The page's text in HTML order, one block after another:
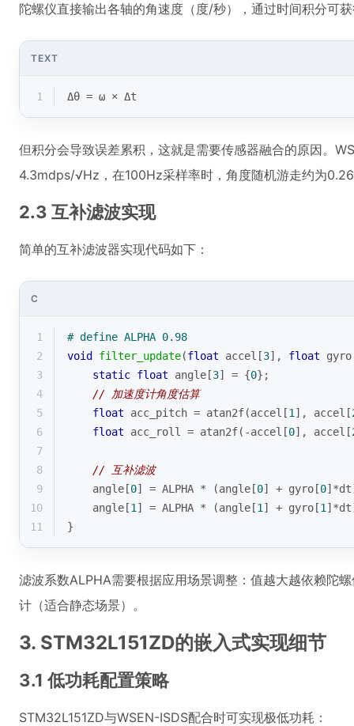
陀螺仪直接输出各轴的角速度（度/秒），通过时间积分可
TEXT
1 Δθ = ω × Δt
但积分会导致误差累积，这就是需要传感器融合的原因。
4.3mdps/√Hz，在100Hz采样率时，角度随机游走约为
2.3 互补滤波实现
简单的互补滤波器实现代码如下：
C
1 # define ALPHA 0.98
2
void filter_update(float accel[3], float
3
static float angle[3] = {0};
4
// 加速度计角度估算
5
float acc_pitch = atan2f(accel[1 ], accel[
6
float acc_roll = atan2f(-accel[0], accel[
7
8
// 互补滤波
9
    angle[
0] = ALPHA * (angle[0] + gyro[0
10
    angle[
1 ] = ALPHA * (angle[1 ] + gyro[1
11
}
滤波系数ALPHA需要根据应用场景调整：值越大越依赖陀
计（适合静态场景）。
3. STM32L151ZD的嵌入式实现细节
3.1 低功耗配置策略
STM32L151ZD与WSEN-ISDS配合时可实现极低功耗：